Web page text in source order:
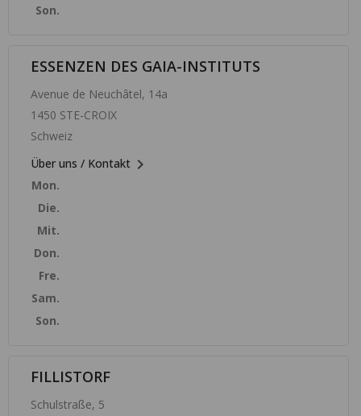
Son.
ESSENZEN DES GAIA-INSTITUTS
Avenue de Neuchâtel, 14a
1450 STE-CROIX
Schweiz
Über uns / Kontakt 
Mon.
Die.
Mit.
Don.
Fre.
Sam.
Son.
FILLISTORF
Schulstraße, 5